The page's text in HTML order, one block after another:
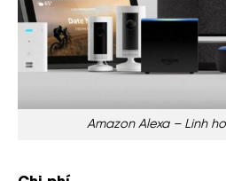
Amazon Alexa – Linh